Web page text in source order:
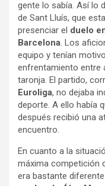
gente lo sabía. Así lo
de Sant Lluís, que
presenciar el duelo
Barcelona. Los
equipo y tenían
enfrentamiento entre
taronja. El partido,
Euroliga, no dejaba
deporte. A ello había
después recibió una
encuentro.
En cuanto a la
máxima competición
era bastante